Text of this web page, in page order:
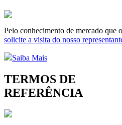
Pelo conhecimento de mercado que
solicite a visita do nosso
Saiba Mais
TERMOS DE
REFERÊNCIA